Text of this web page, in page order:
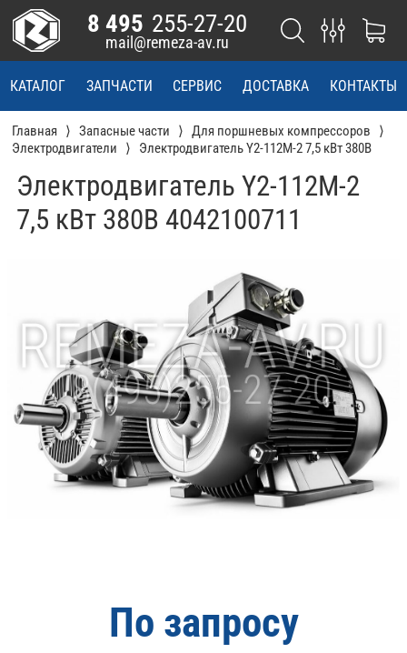
КАТАЛОГ ЗАПЧАСТИ СЕРВИС ДОСТАВКА КОНТАКТЫ
8 495 255-27-20
mail@remeza-av.ru
Главная Запасные части
Для поршневых компрессоров
Электродвигатели
Электродвигатель Y2-112M-2 7,5 кВт 380В
Электродвигатель Y2-112M-2
7,5 кВт 380В 4042100711
По запросу